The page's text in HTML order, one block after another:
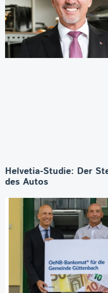
Helvetia-Studie: Der
des Autos